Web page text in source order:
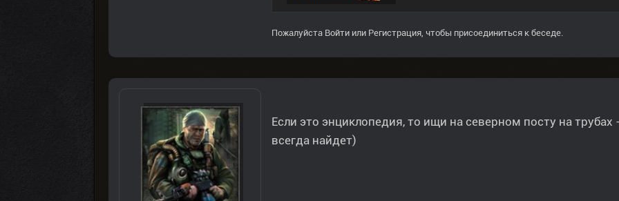
Пожалуйста Войти или Регистрация, чтобы присоединиться к беседе.
Если это энциклопедия, то ищи на северном посту на
всегда найдет)